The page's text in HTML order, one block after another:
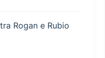
Rogan e Rubio